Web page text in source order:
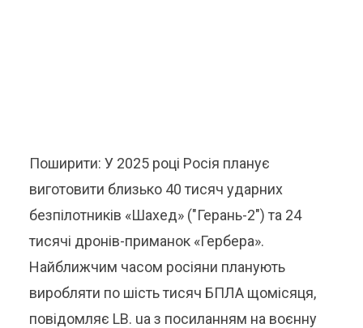
Поширити: У 2025 році Росія планує
виготовити близько 40 тисяч ударних
безпілотників «Шахед» ("Герань-2") та 24
тисячі дронів-приманок «Гербера».
Найближчим часом росіяни планують
виробляти по шість тисяч БПЛА щомісяця,
повідомляє LB. ua з посиланням на воєнну